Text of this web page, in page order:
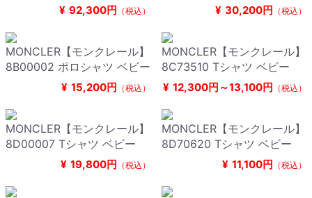
¥ 92,300円 （税込） ¥ 30,200円 （税込）
MONCLER【モンクレール】
8B00002 ポロシャツ ベビー
¥ 15,200円 （税込）
MONCLER【モンクレール】
8C73510 Tシャツ ベビー
¥ 12,300円～13,100円 （税込）
MONCLER【モンクレール】
8D00007 Tシャツ ベビー
¥ 19,800円 （税込）
MONCLER【モンクレール】
8D70620 Tシャツ ベビー
¥ 11,100円 （税込）